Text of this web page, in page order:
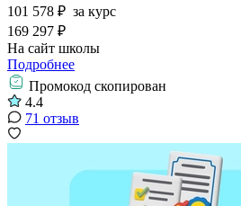
101 578 ₽ за курс
169 297 ₽
На сайт школы
Подробнее
Промокод скопирован
4.4
71 отзыв